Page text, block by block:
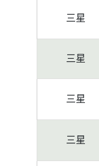
三星
三星
三星
三星